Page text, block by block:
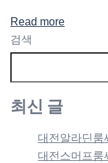
Read more
검색
최신 글
대전알라딘룸
대전스머프룸